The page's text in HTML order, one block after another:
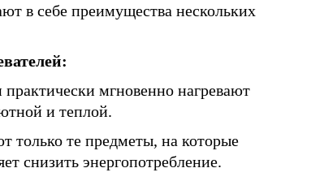
в себе преимущества нескольких
мгновенно нагревают
и теплой.
только те предметы, на которые
снизить энергопотребление.